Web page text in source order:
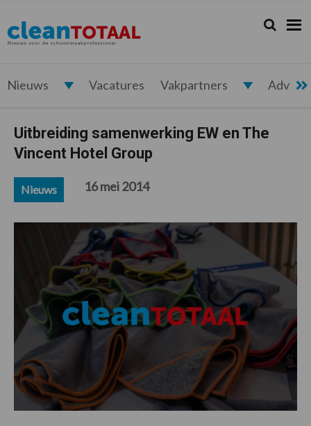
de
hoofdnavigatie
de
hoofd
de
eerste
de
voettekst
Cleantotaal.nl
Het
laatste
voor
schoonmaak
Zoeken...
Zoek
Nieuws Vacatures Vakpartners
Uitbreiding samenwerking EW en The
Vincent Hotel Group
Nieuws 16 mei 2014